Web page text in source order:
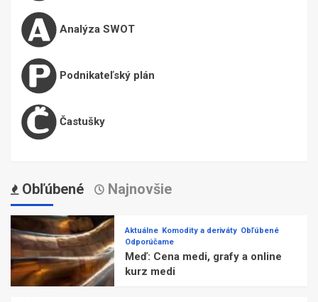
Analýza SWOT
Podnikateľský plán
Častušky
Obľúbené Najnovšie
Aktuálne Komodity a deriváty Obľúbené
Odporúčame
Meď: Cena medi, grafy a online
kurz medi